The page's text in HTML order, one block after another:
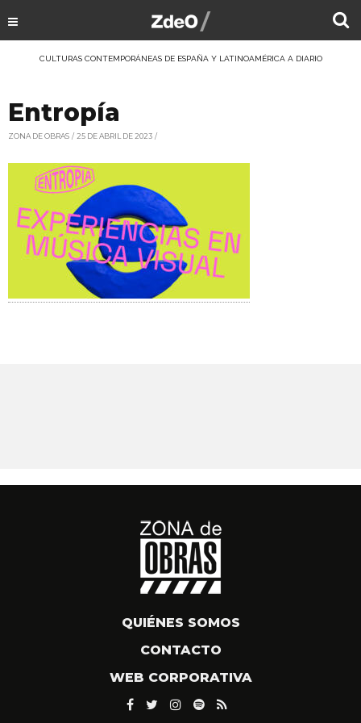
CULTURAS CONTEMPORÁNEAS DE ESPAÑA Y LATINOAMÉRICA A DIARIO
Entropía
ZONA DE OBRAS 25 DE ABRIL DE 2023
QUIÉNES SOMOS
CONTACTO
WEB CORPORATIVA